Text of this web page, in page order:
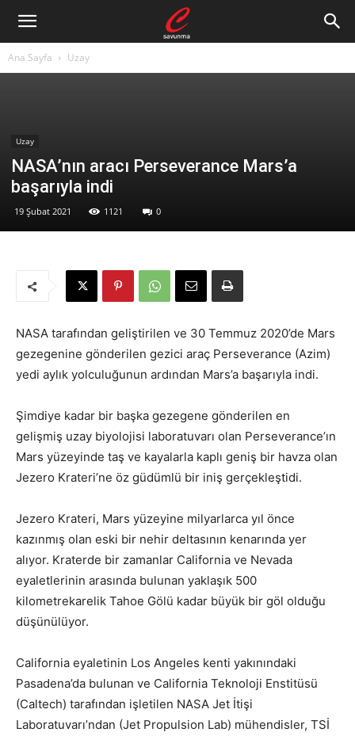
Ana Sayfa Uzay
Uzay
NASA’nın aracı Perseverance Mars’a
başarıyla indi
19 Şubat 2021 1121 0
NASA tarafından geliştirilen ve 30 Temmuz 2020’de Mars
gezegenine gönderilen gezici araç Perseverance (Azim)
yedi aylık yolculuğunun ardından Mars’a başarıyla indi.
Şimdiye kadar bir başka gezegene gönderilen en
gelişmiş uzay biyolojisi laboratuvarı olan Perseverance’ın
Mars yüzeyinde taş ve kayalarla kaplı geniş bir havza olan
Jezero Krateri’ne öz güdümlü bir iniş gerçekleştidi.
Jezero Krateri, Mars yüzeyine milyarlarca yıl önce
kazınmış olan eski bir nehir deltasının kenarında yer
alıyor. Kraterde bir zamanlar California ve Nevada
eyaletlerinin arasında bulunan yaklaşık 500
kilometrekarelik Tahoe Gölü kadar büyük bir göl olduğu
düşünülüyor.
California eyaletinin Los Angeles kenti yakınındaki
Pasadena’da bulunan ve California Teknoloji Enstitüsü
(Caltech) tarafından işletilen NASA Jet İtişi
Laboratuvarı’ndan (Jet Propulsion Lab) mühendisler, TSİ